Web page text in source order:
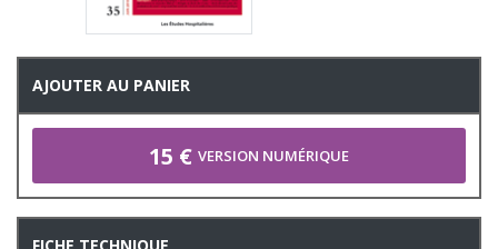
AJOUTER AU PANIER
15 € VERSION NUMÉRIQUE